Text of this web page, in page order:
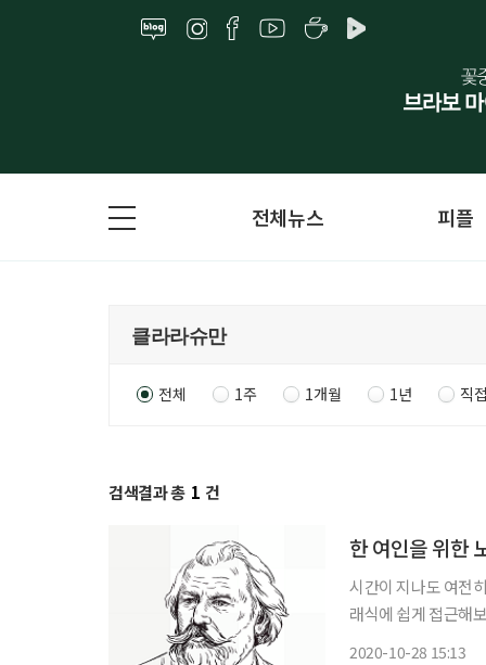
전체뉴스 피플
전체 1주 1개월 1년 직
검색결과 총 1 건
한 여인을 위한
시간이 지나도 여전
래식에 쉽게 접근해보자. 아래
2020-10-28 15:13